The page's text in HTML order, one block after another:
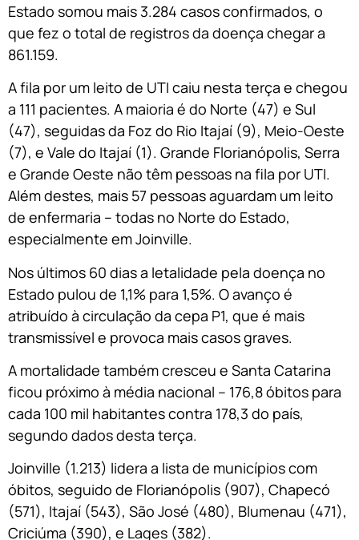
Estado somou mais 3.284 casos confirmados, o
que fez o total de registros da doença chegar a
861.159.
A fila por um leito de UTI caiu nesta terça e chegou
a 111 pacientes. A maioria é do Norte (47) e Sul
(47), seguidas da Foz do Rio Itajaí (9), Meio-Oeste
(7), e Vale do Itajaí (1). Grande Florianópolis, Serra
e Grande Oeste não têm pessoas na fila por UTI.
Além destes, mais 57 pessoas aguardam um leito
de enfermaria – todas no Norte do Estado,
especialmente em Joinville.
Nos últimos 60 dias a letalidade pela doença no
Estado pulou de 1,1% para 1,5%. O avanço é
atribuído à circulação da cepa P1, que é mais
transmissível e provoca mais casos graves.
A mortalidade também cresceu e Santa Catarina
ficou próximo à média nacional – 176,8 óbitos para
cada 100 mil habitantes contra 178,3 do país,
segundo dados desta terça.
Joinville (1.213) lidera a lista de municípios com
óbitos, seguido de Florianópolis (907), Chapecó
(571), Itajaí (543), São José (480), Blumenau (471),
Criciúma (390), e Lages (382).